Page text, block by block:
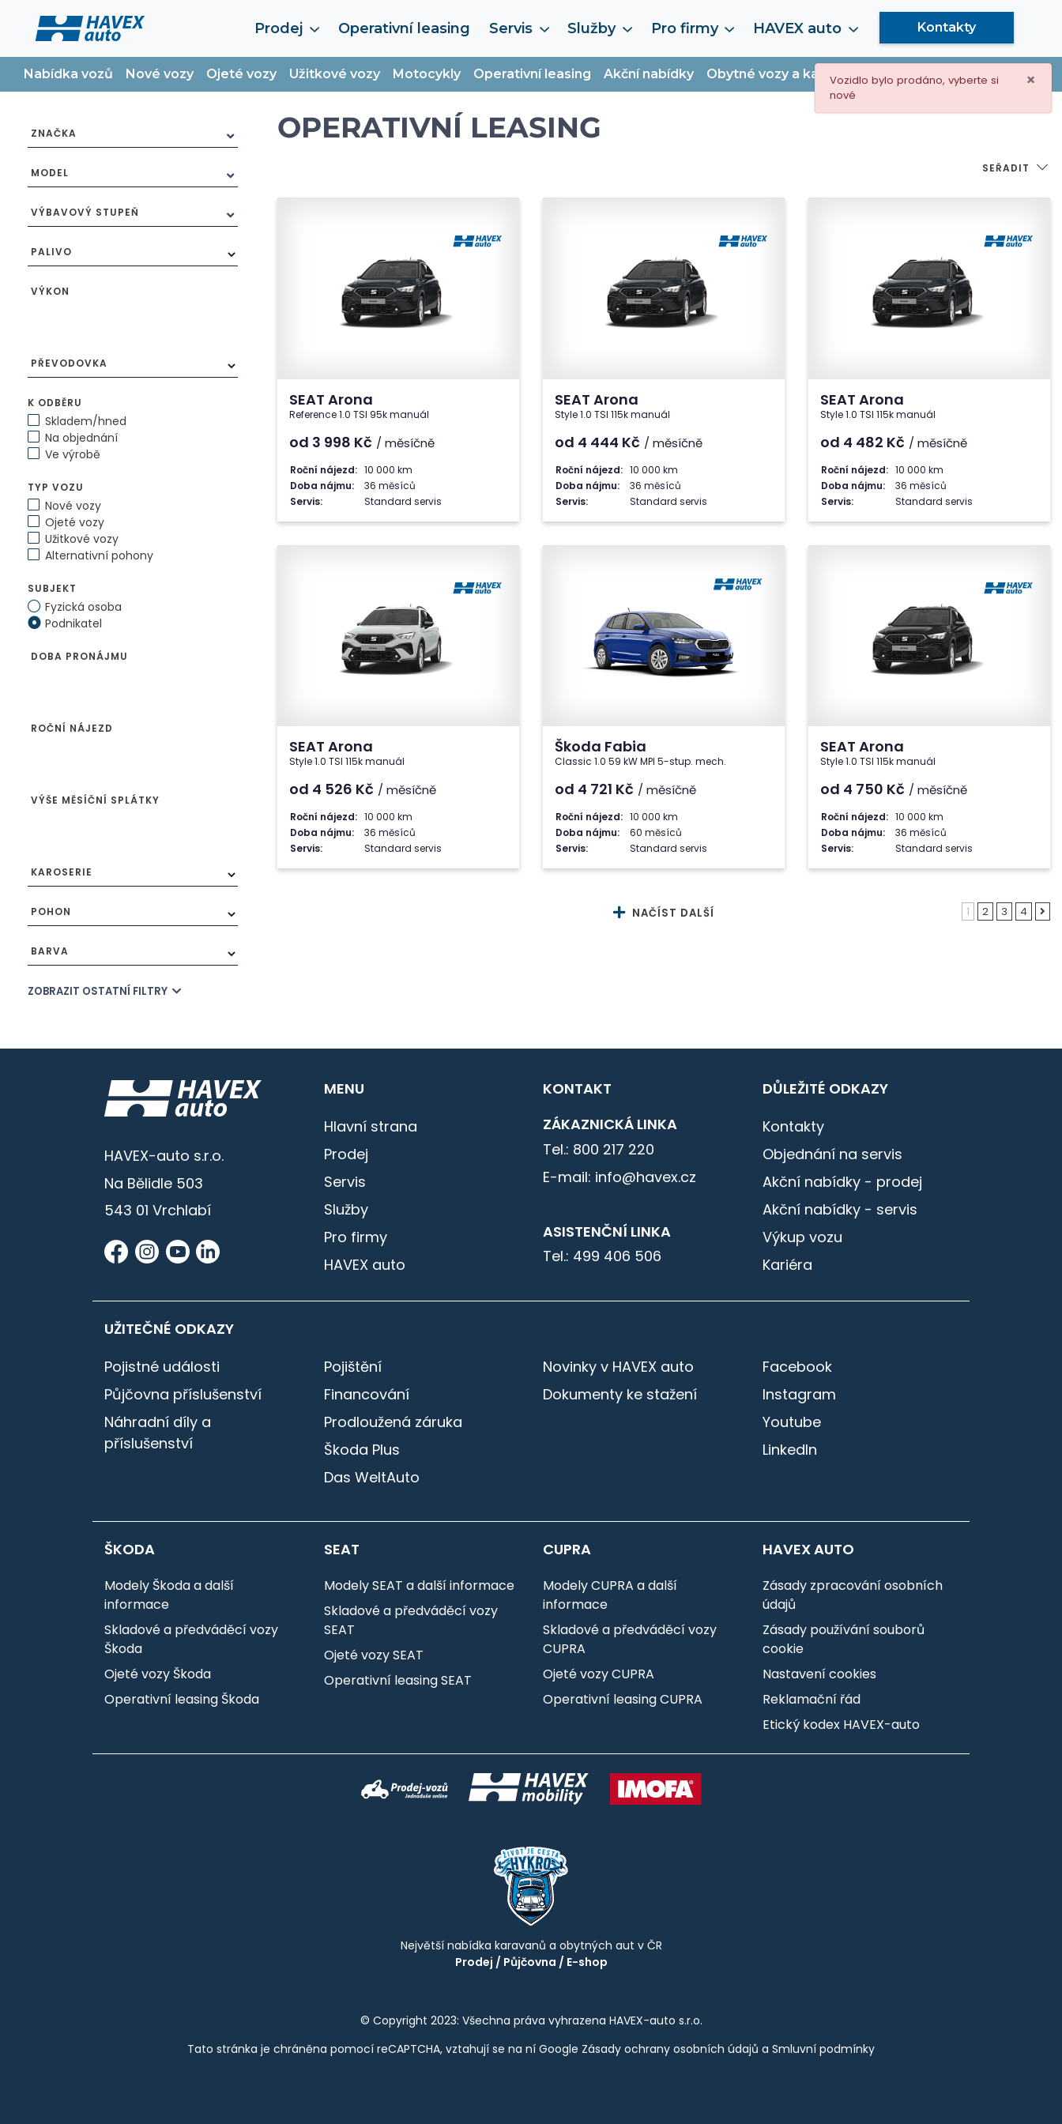
Prodej Operativní leasing Servis Služby Pro firmy HAVEX auto Kontakty
Nabídka vozů Nové vozy Ojeté vozy Užitkové vozy Motocykly Operativní leasing Akční nabídky Obytné vozy a karavany
ZNAČKA
MODEL
VÝBAVOVÝ STUPEŇ
PALIVO
VÝKON
PŘEVODOVKA
K ODBĚRU
Skladem/hned
Na objednání
Ve výrobě
TYP VOZU
Nové vozy
Ojeté vozy
Užitkové vozy
Alternativní pohony
SUBJEKT
Fyzická osoba
Podnikatel
DOBA PRONÁJMU
ROČNÍ NÁJEZD
VÝŠE MĚSÍČNÍ SPLÁTKY
KAROSERIE
POHON
BARVA
ZOBRAZIT OSTATNÍ FILTRY
OPERATIVNÍ LEASING
SEŘADIT
SEAT Arona
Reference 1.0 TSI 95k manuál
od 3 998 Kč / měsíčně
Roční nájezd: 10 000 km
Doba nájmu:
36 měsíců
Servis:
Standard servis
SEAT Arona
Style 1.0 TSI 115k manuál
od 4 444 Kč / měsíčně
Roční nájezd: 10 000 km
Doba nájmu:
36 měsíců
Servis:
Standard servis
SEAT Arona
Style 1.0 TSI 115k manuál
od 4 482 Kč / měsíčně
Roční nájezd: 10 000 km
Doba nájmu:
36 měsíců
Servis:
Standard servis
SEAT Arona
Style 1.0 TSI 115k manuál
od 4 526 Kč / měsíčně
Roční nájezd: 10 000 km
Doba nájmu:
36 měsíců
Servis:
Standard servis
Škoda Fabia
Classic 1.0 59 kW MPI 5-stup. mech.
od 4 721 Kč / měsíčně
Roční nájezd: 10 000 km
Doba nájmu:
60 měsíců
Servis:
Standard servis
SEAT Arona
Style 1.0 TSI 115k manuál
od 4 750 Kč / měsíčně
Roční nájezd: 10 000 km
Doba nájmu:
36 měsíců
Servis:
Standard servis
NAČÍST DALŠÍ 1 2 3 4
HAVEX-auto s.r.o.
Na Bělidle 503
543 01 Vrchlabí
MENU
Hlavní strana
Prodej
Servis
Služby
Pro firmy
HAVEX auto
KONTAKT
ZÁKAZNICKÁ LINKA
Tel.: 800 217 220
E-mail: info@havex.cz
ASISTENČNÍ LINKA
Tel.: 499 406 506
DŮLEŽITÉ ODKAZY
Kontakty
Objednání na servis
Akční nabídky - prodej
Akční nabídky - servis
Výkup vozu
Kariéra
UŽITEČNÉ ODKAZY
Pojistné události
Půjčovna příslušenství
Náhradní díly a
příslušenství
Pojištění
Financování
Prodloužená záruka
Škoda Plus
Das WeltAuto
Novinky v HAVEX auto
Dokumenty ke stažení
Facebook
Instagram
Youtube
LinkedIn
ŠKODA
Modely Škoda a další
informace
Skladové a předváděcí vozy
Škoda
Ojeté vozy Škoda
Operativní leasing Škoda
SEAT
Modely SEAT a další informace
Skladové a předváděcí vozy
SEAT
Ojeté vozy SEAT
Operativní leasing SEAT
CUPRA
Modely CUPRA a další
informace
Skladové a předváděcí vozy
CUPRA
Ojeté vozy CUPRA
Operativní leasing CUPRA
HAVEX AUTO
Zásady zpracování osobních
údajů
Zásady používání souborů
cookie
Nastavení cookies
Reklamační řád
Etický kodex HAVEX-auto
Největší nabídka karavanů a obytných aut v ČR
Prodej / Půjčovna / E-shop
© Copyright 2023: Všechna práva vyhrazena HAVEX-auto s.r.o.
Tato stránka je chráněna pomocí reCAPTCHA, vztahují se na ní Google Zásady ochrany osobních údajů a Smluvní podmínky
×
Vozidlo bylo prodáno, vyberte si
nové